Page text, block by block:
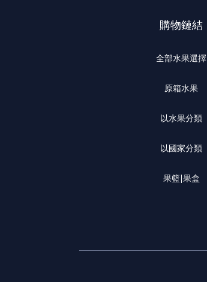
購物鏈結
全部水果選擇
原箱水果
以水果分類
以國家分類
果籃|果盒